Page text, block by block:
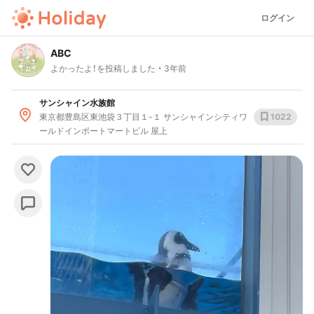
ログイン
ABC
よかったよ！を投稿しました 3年前
サンシャイン水族館
東京都豊島区東池袋３丁目１-１ サンシャインシティワ
ールドインポートマートビル 屋上
1022